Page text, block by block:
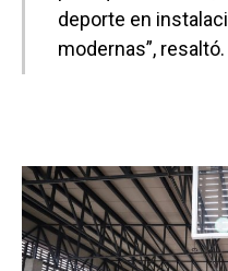
deporte en
modernas”, resaltó.